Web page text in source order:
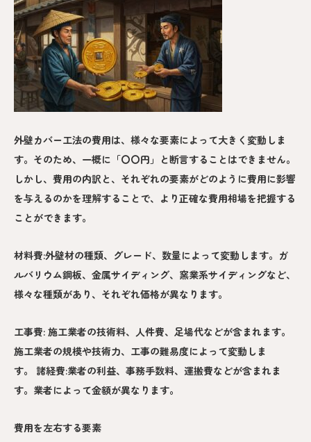
外壁カバー工法の費用は、様々な要素によって大きく変動しま
す。そのため、一概に「〇〇円」と断言することはできません。
しかし、費用の内訳と、それぞれの要素がどのように費用に影響
を与えるのかを理解することで、より正確な費用相場を把握する
ことができます。
材料費:外壁材の種類、グレード、数量によって変動します。ガ
ルバリウム鋼板、金属サイディング、窯業系サイディングなど、
様々な種類があり、それぞれ価格が異なります。
工事費: 施工業者の技術料、人件費、足場代などが含まれます。
施工業者の規模や技術力、工事の難易度によって変動しま
す。 諸経費:業者の利益、事務手数料、運搬費などが含まれま
す。業者によって金額が異なります。
費用を左右する要素